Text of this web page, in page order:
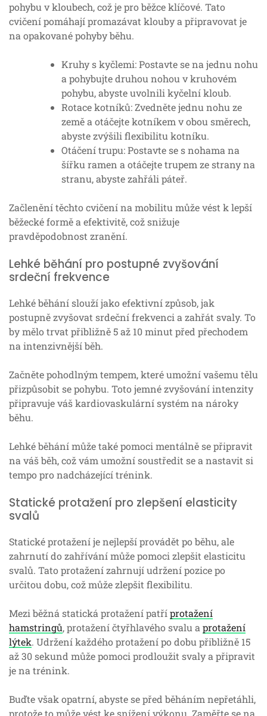
pohybu v kloubech, což je pro běžce klíčové. Tato
cvičení pomáhají promazávat klouby a připravovat je
na opakované pohyby běhu.
Kruhy s kyčlemi: Postavte se na jednu nohu
a pohybujte druhou nohou v kruhovém
pohybu, abyste uvolnili kyčelní kloub.
Rotace kotníků: Zvedněte jednu nohu ze
země a otáčejte kotníkem v obou směrech,
abyste zvýšili flexibilitu kotníku.
Otáčení trupu: Postavte se s nohama na
šířku ramen a otáčejte trupem ze strany na
stranu, abyste zahřáli páteř.
Začlenění těchto cvičení na mobilitu může vést k lepší
běžecké formě a efektivitě, což snižuje
pravděpodobnost zranění.
Lehké běhání pro postupné zvyšování
srdeční frekvence
Lehké běhání slouží jako efektivní způsob, jak
postupně zvyšovat srdeční frekvenci a zahřát svaly. To
by mělo trvat přibližně 5 až 10 minut před přechodem
na intenzivnější běh.
Začněte pohodlným tempem, které umožní vašemu tělu
přizpůsobit se pohybu. Toto jemné zvyšování intenzity
připravuje váš kardiovaskulární systém na nároky
běhu.
Lehké běhání může také pomoci mentálně se připravit
na váš běh, což vám umožní soustředit se a nastavit si
tempo pro nadcházející trénink.
Statické protažení pro zlepšení elasticity
svalů
Statické protažení je nejlepší provádět po běhu, ale
zahrnutí do zahřívání může pomoci zlepšit elasticitu
svalů. Tato protažení zahrnují udržení pozice po
určitou dobu, což může zlepšit flexibilitu.
Mezi běžná statická protažení patříprotažení
hamstringů, protažení čtyřhlavého svalu aprotažení
lýtek. Udržení každého protažení po dobu přibližně 15
až 30 sekund může pomoci prodloužit svaly a připravit
je na trénink.
Buďte však opatrní, abyste se před běháním nepřetáhli,